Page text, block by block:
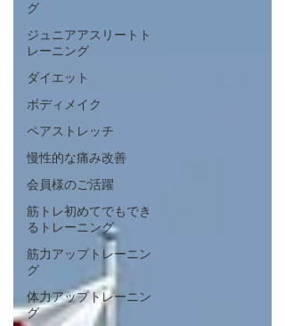
グ
ジュニアアスリートト
レーニング
ダイエット
ボディメイク
ペアストレッチ
慢性的な痛み改善
会員様のご活躍
筋トレ初めてでもでき
るトレーニング
筋力アップトレーニン
グ
体力アップトレーニン
グ